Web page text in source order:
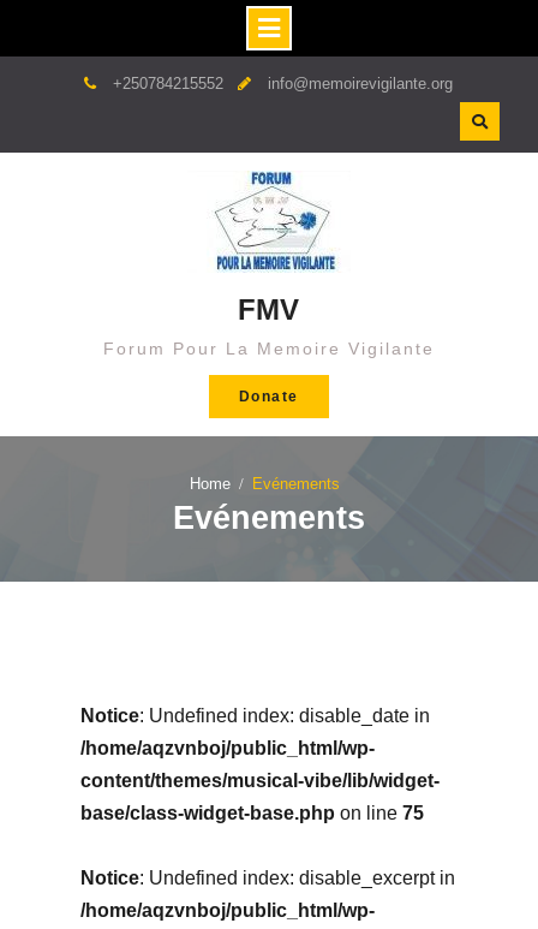
+250784215552 info@memoirevigilante.org
FMV
Forum Pour La Memoire Vigilante
Donate
Home Evénements
Evénements
Notice: Undefined index: disable_date in
/home/aqzvnboj/public_html/wp-
content/themes/musical-vibe/lib/widget-
base/class-widget-base.php on line 75
Notice: Undefined index: disable_excerpt in
/home/aqzvnboj/public_html/wp-